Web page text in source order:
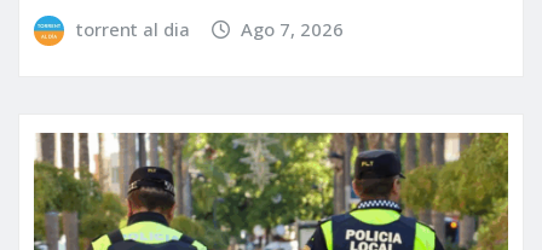
torrent al dia Ago 7, 2026